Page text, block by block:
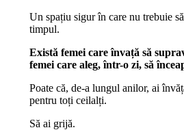
Un spațiu sigur în care nu trebuie
timpul.
Există femei care învață să
femei care aleg, într-o zi, să
Poate că, de-a lungul anilor, ai
pentru toți ceilalți.
Să ai grijă.